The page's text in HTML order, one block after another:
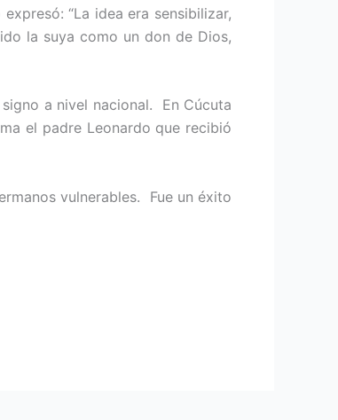
“La idea era sensibilizar,
la suya como un don de Dios,
a nivel nacional. En Cúcuta
el padre Leonardo que recibió
vulnerables. Fue un éxito